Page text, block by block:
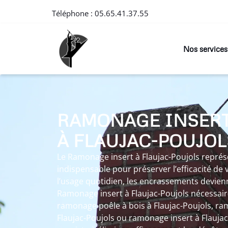
Téléphone : 05.65.41.37.55
Nos services
RAMONAGE
À FLAUJAC-
Le Ramonage insert à Flaujac-Poujols
indispensable pour préserver l’efficacité de
l’usage quotidien, les encrassements
Ramonage insert à Flaujac-Poujols
ramonage poêle à bois à Flaujac-Poujols,
Flaujac-Poujols ou ramonage insert à